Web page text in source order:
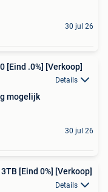
30 jul 26
[Eind .0%] [Verkoop]
Details
mogelijk
30 jul 26
[Eind 0%] [Verkoop]
Details